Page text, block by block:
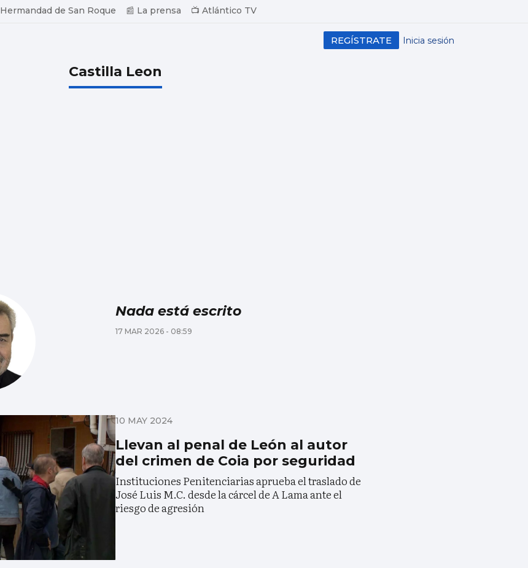
Hermandad de San Roque 📰 La prensa 📺 Atlántico TV
Inicia sesión
REGÍSTRATE
Castilla Leon
Nada está escrito
17 MAR 2026 - 08:59
10 MAY 2024
Llevan al penal de León al autor
del crimen de Coia por seguridad
Instituciones Penitenciarias aprueba el traslado de
José Luis M.C. desde la cárcel de A Lama ante el
riesgo de agresión